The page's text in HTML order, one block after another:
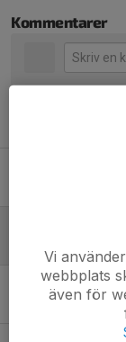
Kommentarer
Vilket
Vi
webbplats
även för